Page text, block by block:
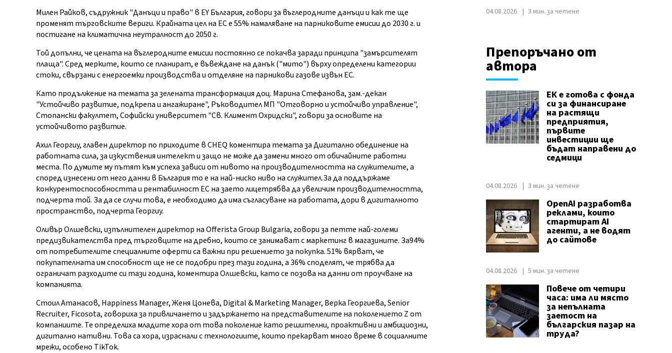
Милен Райков, съдружник "Данъци и право" в EY България, говори за въглеродните данъци и как те ще
променят търговските вериги. Крайната цел на ЕС е 55% намаляване на парниковите емисии до 2030 г. и
постигане на климатична неутралност до 2050 г.
Той допълни, че цената на въглеродните емисии постоянно се покачва заради принципа "замърсителят
плаща". Сред мерките, които се планират, е въвеждане на данък ("мито") върху определени категории
стоки, свързани с енергоемки производства и отделяне на парникови газове извън ЕС.
Като продължение на темата за зелената трансформация доц. Марина Стефанова, зам.-декан
"Устойчиво развитие, подкрепа и ангажиране", Ръководител МП "Отговорно и устойчиво управление",
Стопански факултет, Софийски университет "Св. Климент Охридски", говори за основите на
устойчивото развитие.
Ахил Георгиу, главен директор по приходите в CHEQ коментира темата за Дигитално обединение на
работната сила, за изкуствения интелект и защо не може да замени много от обичайните работни
места. По думите му пътят към успеха зависи от нивото на производителността на служителите, а
според изнесени от него данни в България то е на най-ниско ниво на служител.За да поддържаме
конкурентоспособността и рентабилност ЕС на заето лицетрябва да увеличим производителността,
подчерта той. За да се случи това, е необходимо да има съгласуване на работата, дори в дигиталното
пространство, подчерта Георгиу.
Оливър Олшевски, изпълнителен директор на Offerista Group Bulgaria, говори за петте най-големи
предизвикателства пред търговците на дребно, които се занимават с маркетинг в магазините. За94%
от потребителите специалните оферти са важни при решението за покупка. 51% вярват, че
покупателната им способност ще не се подобри през тази година, а 36% споделят, че трябва да
ограничат разходите си тази година, коментира Олшевски, като се позова на данни от проучване на
компанията.
Стоил Атанасов, Happiness Manager, Женя Цонева, Digital & Marketing Manager, Верка Георгиева, Senior
Recruiter, Ficosota, говориха за привличането и задържането на представителите на поколението Z от
компаниите. Те определиха младите хора от това поколение като решителни, проактивни и амбициозни,
дигитално нативни. Това са хора, израснали с технологиите, които прекарват много време в социалните
мрежи, особено TikTok.
04.08.2026 3 мин. за четене
Препоръчано от
автора
ЕК е готова с фонда
си за финансиране
на растящи
предприятия,
първите
инвестиции ще
бъдат направени до
седмици
04.08.2026 3 мин. за четене
OpenAI разработва
реклами, които
стартират AI
агенти, а не водят
до сайтове
04.08.2026 5 мин. за четене
Повече от четири
часа: има ли място
за непълната
заетост на
българския пазар на
труда?